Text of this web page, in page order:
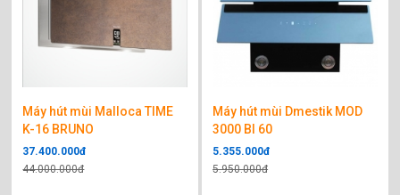
Máy hút mùi Malloca TIME
K-16 BRUNO
37.400.000đ
44.000.000đ
Máy hút mùi Dmestik MOD
3000 Bl 60
5.355.000đ
5.950.000đ